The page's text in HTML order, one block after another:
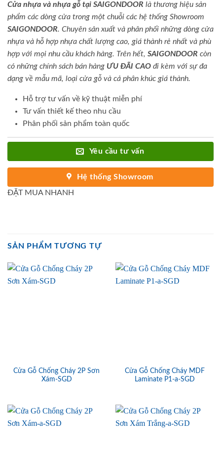
Cửa nhựa và nhựa gỗ tại SAIGONDOOR là thương hiệu sản
phẩm các dòng cửa trong một chuỗi các hệ thống Showroom
SAIGONDOOR. Chuyên sản xuất và phân phối những dòng cửa
nhựa và hỗ hợp nhựa chất lượng cao, giá thành rẻ nhất và phù
hợp với mọi nhu cầu khách hàng. Trên hết, SAIGONDOOR còn
có những chính sách bán hàng ƯU ĐÃI CAO đi kèm với sự đa
dạng về mẫu mã, loại cửa gỗ và cả phân khúc giá thành.
Hỗ trợ tư vấn về kỹ thuật miễn phí
Tư vấn thiết kế theo nhu cầu
Phân phối sản phẩm toàn quốc
Yêu cầu tư vấn
Hệ thống Showroom
ĐẶT MUA NHANH
SẢN PHẨM TƯƠNG TỰ
Cửa Gỗ Chống Cháy 2P Sơn
Xám-SGD
Cửa Gỗ Chống Cháy MDF
Laminate P1-a-SGD